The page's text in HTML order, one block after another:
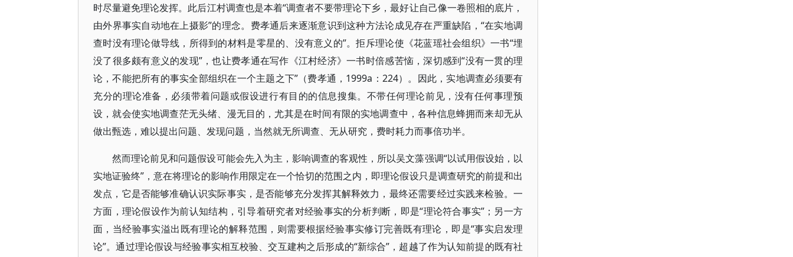
时尽量避免理论发挥。此后江村调查也是本着“调查者不要带理论下乡，最好让自己像一卷照相的底片，
由外界事实自动地在上摄影”的理念。费孝通后来逐渐意识到这种方法论成见存在严重缺陷，“在实地调
查时没有理论做导线，所得到的材料是零星的、没有意义的”。拒斥理论使《花蓝瑶社会组织》一书“埋
没了很多颇有意义的发现”，也让费孝通在写作《江村经济》一书时倍感苦恼，深切感到“没有一贯的理
论，不能把所有的事实全部组织在一个主题之下”（费孝通，1999a：224）。因此，实地调查必须要有
充分的理论准备，必须带着问题或假设进行有目的的信息搜集。不带任何理论前见，没有任何事理预
设，就会使实地调查茫无头绪、漫无目的，尤其是在时间有限的实地调查中，各种信息蜂拥而来却无从
做出甄选，难以提出问题、发现问题，当然就无所调查、无从研究，费时耗力而事倍功半。
然而理论前见和问题假设可能会先入为主，影响调查的客观性，所以吴文藻强调“以试用假设始，以
实地证验终”，意在将理论的影响作用限定在一个恰切的范围之内，即理论假设只是调查研究的前提和出
发点，它是否能够准确认识实际事实，是否能够充分发挥其解释效力，最终还需要经过实践来检验。一
方面，理论假设作为前认知结构，引导着研究者对经验事实的分析判断，即是“理论符合事实”；另一方
面，当经验事实溢出既有理论的解释范围，则需要根据经验事实修订完善既有理论，即是“事实启发理
论”。通过理论假设与经验事实相互校验、交互建构之后形成的“新综合”，超越了作为认知前提的既有社